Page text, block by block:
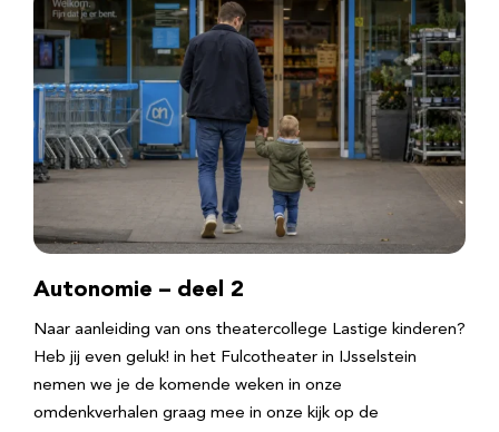
Autonomie – deel 2
Naar aanleiding van ons theatercollege Lastige kinderen?
Heb jij even geluk! in het Fulcotheater in IJsselstein
nemen we je de komende weken in onze
omdenkverhalen graag mee in onze kijk op de